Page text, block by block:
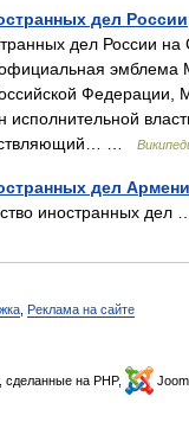
дел России
дел России
эмблема
Федерации,
…
дел
иностранных дел
Реклама на сайте
, сделанные на PHP,